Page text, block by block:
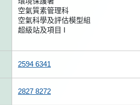
空氣質素管理科
空氣科學及評估模型組
超級站及項目 I
2594 6341
2827 8272